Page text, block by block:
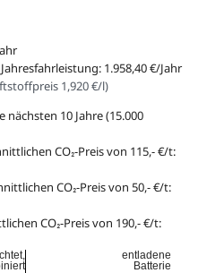
1.958,40 €/Jahr
1,920 €/l)
nächsten 10 Jahre (15.000
CO₂-Preis von 115,- €/t:
CO₂-Preis von 50,- €/t:
CO₂-Preis von 190,- €/t:
entladene
Batterie